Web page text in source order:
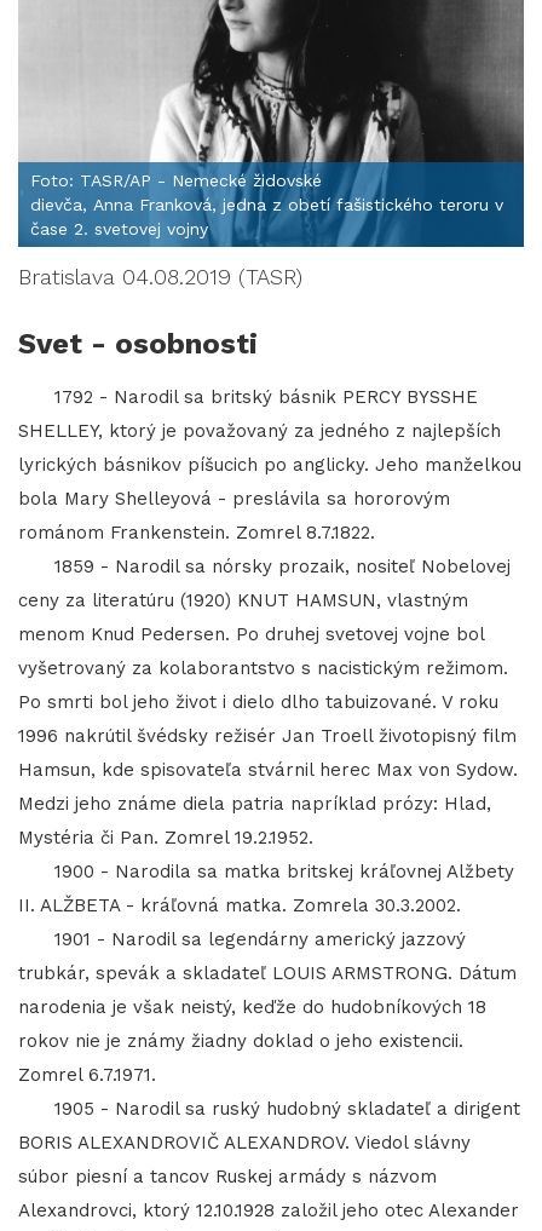
Foto: TASR/AP - Nemecké židovské
dievča, Anna Franková, jedna z obetí fašistického teroru v
čase 2. svetovej vojny
Bratislava 04.08.2019 (TASR)
Svet - osobnosti
1792 - Narodil sa britský básnik PERCY BYSSHE
SHELLEY, ktorý je považovaný za jedného z najlepších
lyrických básnikov píšucich po anglicky. Jeho manželkou
bola Mary Shelleyová - preslávila sa hororovým
románom Frankenstein. Zomrel 8.7.1822.
1859 - Narodil sa nórsky prozaik, nositeľ Nobelovej
ceny za literatúru (1920) KNUT HAMSUN, vlastným
menom Knud Pedersen. Po druhej svetovej vojne bol
vyšetrovaný za kolaborantstvo s nacistickým režimom.
Po smrti bol jeho život i dielo dlho tabuizované. V roku
1996 nakrútil švédsky režisér Jan Troell životopisný film
Hamsun, kde spisovateľa stvárnil herec Max von Sydow.
Medzi jeho známe diela patria napríklad prózy: Hlad,
Mystéria či Pan. Zomrel 19.2.1952.
1900 - Narodila sa matka britskej kráľovnej Alžbety
II. ALŽBETA - kráľovná matka. Zomrela 30.3.2002.
1901 - Narodil sa legendárny americký jazzový
trubkár, spevák a skladateľ LOUIS ARMSTRONG. Dátum
narodenia je však neistý, keďže do hudobníkových 18
rokov nie je známy žiadny doklad o jeho existencii.
Zomrel 6.7.1971.
1905 - Narodil sa ruský hudobný skladateľ a dirigent
BORIS ALEXANDROVIČ ALEXANDROV. Viedol slávny
súbor piesní a tancov Ruskej armády s názvom
Alexandrovci, ktorý 12.10.1928 založil jeho otec Alexander